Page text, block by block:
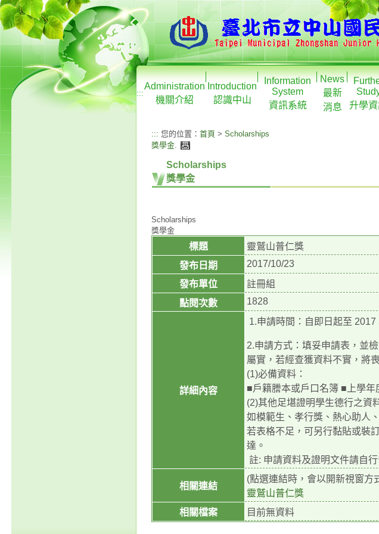
:::
Administration
機關介紹
Introduction
認識中山
Information
System
資訊系統
News
最新
消息
升學
::: 您的位置： 首頁 > Scholarships
獎學金.
Scholarships
獎學金
Scholarships
獎學金
標題
靈鷲山普仁獎
發布日期
2017/10/23
發布單位
註冊組
點閱次數
1828
詳細內容
1.申請時間：自即日起至
2.申請方式：填妥申請表，並
屬實，若經查獲資料不實，將
(1)必備資料：
■戶籍謄本或戶口名簿 ■上學
(2)其他足堪證明學生德行之資
如模範生、孝行獎、熱心助人
若表格不足，可另行黏貼或裝
達。
註: 申請資料及證明文件請自
相關連結
(點選連結時，會以開新視窗方
靈鷲山普仁獎
相關檔案
目前無資料